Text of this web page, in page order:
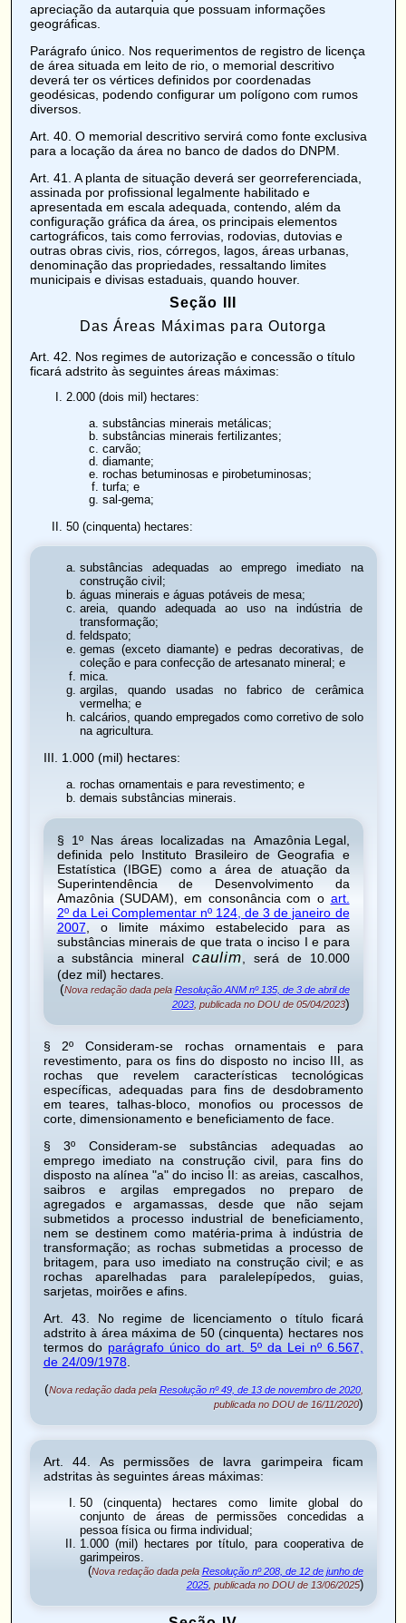
apreciação da autarquia que possuam informações
geográficas.
Parágrafo único. Nos requerimentos de registro de licença
de área situada em leito de rio, o memorial descritivo
deverá ter os vértices definidos por coordenadas
geodésicas, podendo configurar um polígono com rumos
diversos.
Art. 40. O memorial descritivo servirá como fonte exclusiva
para a locação da área no banco de dados do DNPM.
Art. 41
. A planta de situação deverá ser georreferenciada,
assinada por profissional legalmente habilitado e
apresentada em escala adequada, contendo, além da
configuração gráfica da área, os principais elementos
cartográficos, tais como ferrovias, rodovias, dutovias e
outras obras civis, rios, córregos, lagos, áreas urbanas,
denominação das propriedades, ressaltando limites
municipais e divisas estaduais, quando houver.
Seção III
Das Áreas Máximas para Outorga
Art. 42 . Nos regimes de autorização e concessão o título
ficará adstrito às seguintes áreas máximas:
2.000 (dois mil) hectares:
substâncias minerais metálicas;
substâncias minerais fertilizantes;
carvão;
diamante;
rochas betuminosas e pirobetuminosas;
turfa; e
sal-gema;
50 (cinquenta) hectares:
substâncias adequadas ao emprego imediato na
construção civil;
águas minerais e águas potáveis de mesa;
areia, quando adequada ao uso na indústria de
transformação;
feldspato;
gemas (exceto diamante) e pedras decorativas, de
coleção e para confecção de artesanato mineral; e
mica.
argilas, quando usadas no fabrico de cerâmica
vermelha; e
calcários, quando empregados como corretivo de solo
na agricultura.
III. 1.000 (mil) hectares:
rochas ornamentais e para revestimento; e
demais substâncias minerais.
§ 1º Nas áreas localizadas na Amazônia Legal,
definida pelo Instituto Brasileiro de Geografia e
Estatística (IBGE) como a área de atuação da
Superintendência de Desenvolvimento da
Amazônia (SUDAM), em consonância com o art.
2º da Lei Complementar nº 124, de 3 de janeiro de
2007, o limite máximo estabelecido para as
substâncias minerais de que trata o inciso I e para
a substância mineral caulim, será de 10.000
(dez mil) hectares.
(Nova redação dada pela Resolução ANM nº 135, de 3 de abril de
2023, publicada no DOU de 05/04/2023)
§ 2º Consideram-se rochas ornamentais e para
revestimento, para os fins do disposto no inciso III, as
rochas que revelem características tecnológicas
específicas, adequadas para fins de desdobramento
em teares, talhas-bloco, monofios ou processos de
corte, dimensionamento e beneficiamento de face.
§ 3º Consideram-se substâncias adequadas ao
emprego imediato na construção civil, para fins do
disposto na alínea "a" do inciso II: as areias, cascalhos,
saibros e argilas empregados no preparo de
agregados e argamassas, desde que não sejam
submetidos a processo industrial de beneficiamento,
nem se destinem como matéria-prima à indústria de
transformação; as rochas submetidas a processo de
britagem, para uso imediato na construção civil; e as
rochas aparelhadas para paralelepípedos, guias,
sarjetas, moirões e afins.
Art. 43. No regime de licenciamento o título ficará
adstrito à área máxima de 50 (cinquenta) hectares nos
termos do parágrafo único do art. 5º da Lei nº 6.567,
de 24/09/1978.
(Nova redação dada pela Resolução nº 49, de 13 de novembro de 2020,
publicada no DOU de 16/11/2020)
Art. 44. As permissões de lavra garimpeira ficam
adstritas às seguintes áreas máximas:
50 (cinquenta) hectares como limite global do
conjunto de áreas de permissões concedidas a
pessoa física ou firma individual;
1.000 (mil) hectares por título, para cooperativa de
garimpeiros.
(Nova redação dada pela Resolução nº 208, de 12 de junho de
2025, publicada no DOU de 13/06/2025)